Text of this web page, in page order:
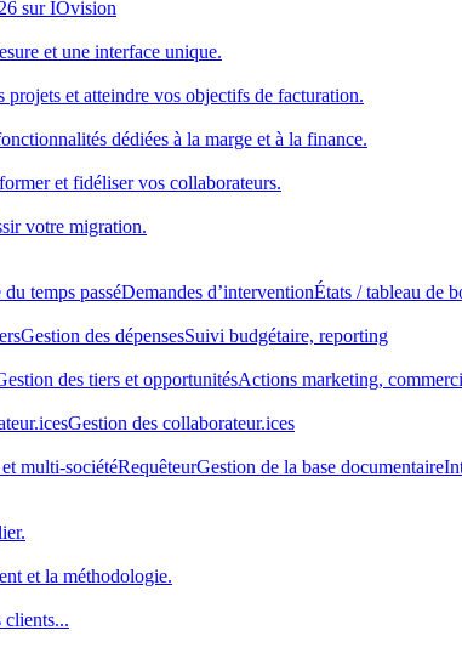
sur IOvision
et une interface unique.
et atteindre vos objectifs de facturation.
dédiées à la marge et à la finance.
et fidéliser vos collaborateurs.
votre migration.
du temps passéDemandes d’interventionÉtats / tableau de
Gestion des dépensesSuivi budgétaire, reporting
des tiers et opportunitésActions marketing,
Gestion des collaborateur.ices
multi-sociétéRequêteurGestion de la base documentaire
et la méthodologie.
clients...